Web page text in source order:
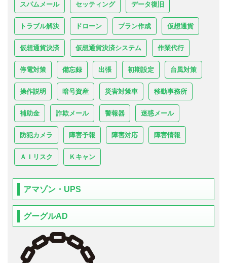
スパムメール セッティング データ復旧
トラブル解決 ドローン プラン作成 仮想通貨
仮想通貨決済 仮想通貨決済システム 作業代行
停電対策 備忘録 出張 初期設定 台風対策
操作説明 暗号資産 災害対策車 移動事務所
補助金 詐欺メール 警報器 迷惑メール
防犯カメラ 障害予報 障害対応 障害情報
ＡＩリスク Ｋキャン
アマゾン・UPS
グーグルAD